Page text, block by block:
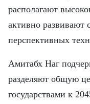
располагают
активно развивают
перспективных
Амитабх Наг
разделяют общую
государствами к